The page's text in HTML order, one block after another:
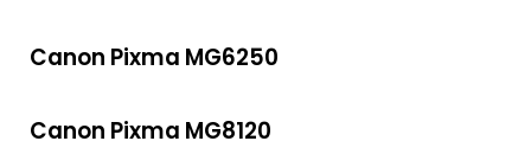
Canon Pixma MG6250
Canon Pixma MG8120